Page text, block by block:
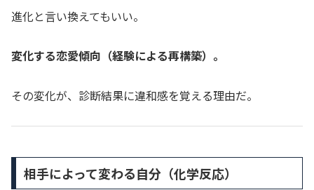
進化と言い換えてもいい。
変化する恋愛傾向（経験による再構築）。
その変化が、診断結果に違和感を覚える理由だ。
相手によって変わる自分（化学反応）